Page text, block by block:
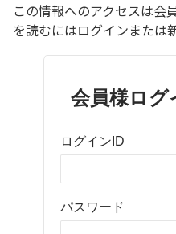
この情報へのアクセスは会
を読むにはログインまたは
会員様ログ
ログインID
パスワード